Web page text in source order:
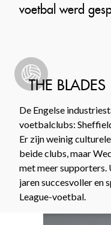
voetbal werd
THE BLADES
De Engelse
voetbalclubs:
Er zijn weinig
beide clubs, maar
met meer supporters.
jaren succesvoller en
League-voetbal.